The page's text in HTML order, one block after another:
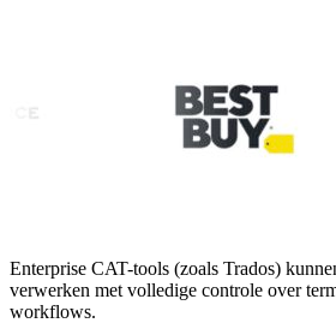
Enterprise CAT-tools (zoals Trados)
verwerken met volledige controle over
workflows.